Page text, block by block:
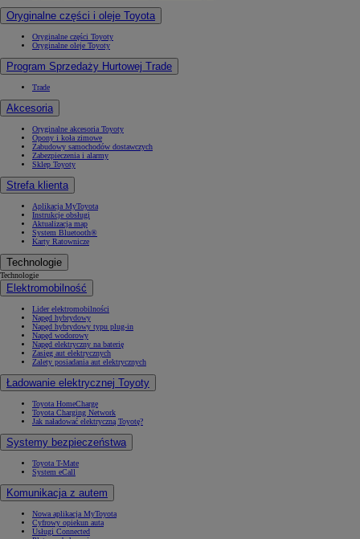
Oryginalne części i oleje Toyota
Oryginalne części Toyoty
Oryginalne oleje Toyoty
Program Sprzedaży Hurtowej Trade
Trade
Akcesoria
Oryginalne akcesoria Toyoty
Opony i koła zimowe
Zabudowy samochodów dostawczych
Zabezpieczenia i alarmy
Sklep Toyoty
Strefa klienta
Aplikacja MyToyota
Instrukcje obsługi
Aktualizacja map
System Bluetooth®
Karty Ratownicze
Technologie
Technologie
Elektromobilność
Lider elektromobilności
Napęd hybrydowy
Napęd hybrydowy typu plug-in
Napęd wodorowy
Napęd elektryczny na baterię
Zasięg aut elektrycznych
Zalety posiadania aut elektrycznych
Ładowanie elektrycznej Toyoty
Toyota HomeCharge
Toyota Charging Network
Jak naładować elektryczną Toyotę?
Systemy bezpieczeństwa
Toyota T-Mate
System eCall
Komunikacja z autem
Nowa aplikacja MyToyota
Cyfrowy opiekun auta
Usługi Connected